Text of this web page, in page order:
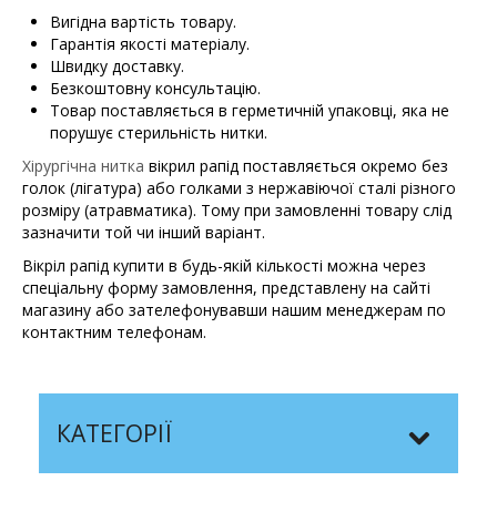
Вигідна вартість товару.
Гарантія якості матеріалу.
Швидку доставку.
Безкоштовну консультацію.
Товар поставляється в герметичній упаковці, яка не
порушує стерильність нитки.
Хірургічна нитка вікрил рапід поставляється окремо без
голок (лігатура) або голками з нержавіючої сталі різного
розміру (атравматика). Тому при замовленні товару слід
зазначити той чи інший варіант.
Вікріл рапід купити в будь-якій кількості можна через
спеціальну форму замовлення, представлену на сайті
магазину або зателефонувавши нашим менеджерам по
контактним телефонам.
КАТЕГОРІЇ